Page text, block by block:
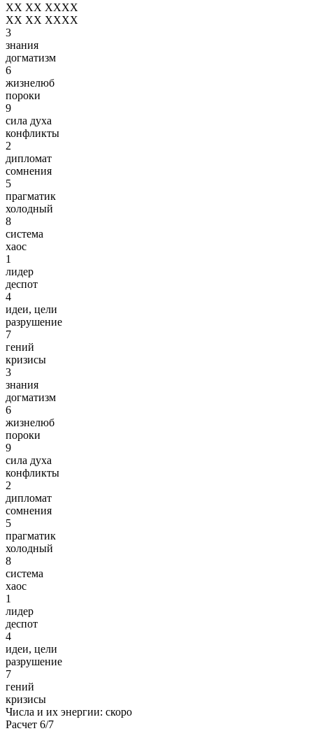
XX XX XXXX
XX XX XXXX
3
знания
догматизм
6
жизнелюб
пороки
9
сила духа
конфликты
2
дипломат
сомнения
5
прагматик
холодный
8
система
хаос
1
лидер
деспот
4
идеи, цели
разрушение
7
гений
кризисы
3
знания
догматизм
6
жизнелюб
пороки
9
сила духа
конфликты
2
дипломат
сомнения
5
прагматик
холодный
8
система
хаос
1
лидер
деспот
4
идеи, цели
разрушение
7
гений
кризисы
Числа и их энергии: скоро
Расчет 6/7